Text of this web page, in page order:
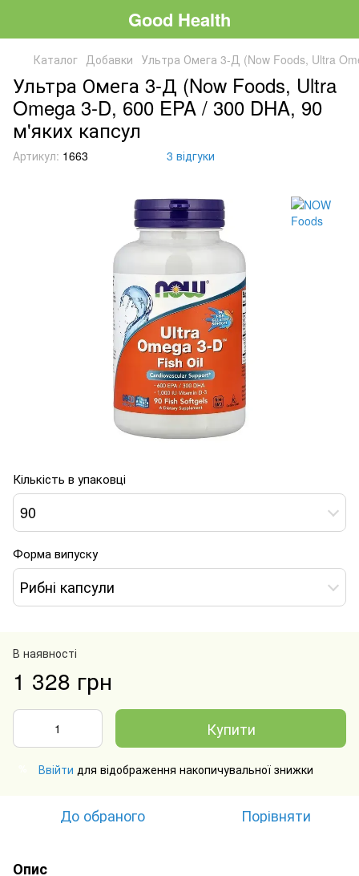
Good Health
Каталог Добавки Ультра Омега 3-Д (Now Foods, Ultra
Ультра Омега 3-Д (Now Foods, Ultra
Omega 3-D, 600 EPA / 300 DHA, 90
м'яких капсул
Артикул: 1663 3 відгуки
Кількість в упаковці
90
Форма випуску
Рибні капсули
В наявності
1 328 грн
Купити
Ввійти для відображення накопичувальної знижки
До обраного Порівняти
Опис